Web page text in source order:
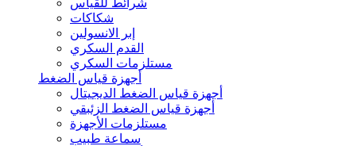
شرائط للقياس
شكاكات
إبر الانسولين
القدم السكري
مستلزمات السكري
أجهزة قياس الضغط
أجهزة قياس الضغط الديجيتال
أجهزة قياس الضغط الزئبقي
مستلزمات الأجهزة
سماعة طبيب